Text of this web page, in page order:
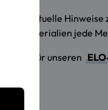
Sie aktuelle
jede
an für unseren